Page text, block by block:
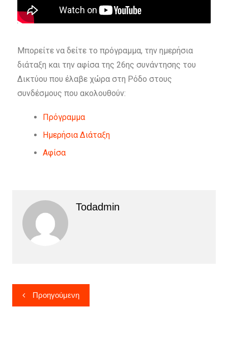
Μπορείτε να δείτε το πρόγραμμα, την ημερήσια
διάταξη και την αφίσα της 26ης συνάντησης του
Δικτύου που έλαβε χώρα στη Ρόδο στους
συνδέσμους που ακολουθούν:
Πρόγραμμα
Ημερήσια Διάταξη
Αφίσα
Todadmin
Προηγούμενη